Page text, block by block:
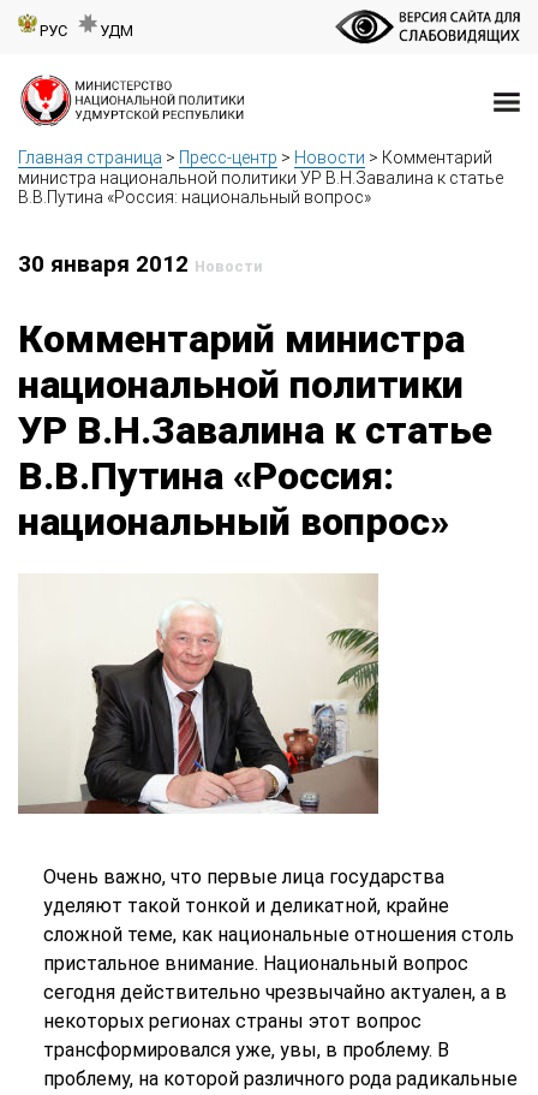
РУС УДМ
Главная страница > Пресс-центр > Новости > Комментарий
министра национальной политики УР В.Н.Завалина к статье
В.В.Путина «Россия: национальный вопрос»
30 января 2012 Новости
Комментарий министра
национальной политики
УР В.Н.Завалина к статье
В.В.Путина «Россия:
национальный вопрос»
Очень важно, что первые лица государства
уделяют такой тонкой и деликатной, крайне
сложной теме, как национальные отношения столь
пристальное внимание. Национальный вопрос
сегодня действительно чрезвычайно актуален, а в
некоторых регионах страны этот вопрос
трансформировался уже, увы, в проблему. В
проблему, на которой различного рода радикальные